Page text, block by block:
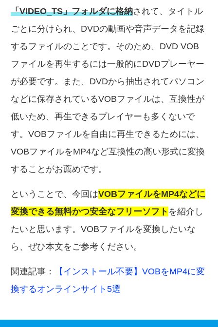
「VIDEO_TS」フォルダに格納されて、タイトル
ごとに分けられ、DVDの動画や音声データを記録
するファイルのことです。そのため、DVD VOB
ファイルを再生するには一般的にDVDプレーヤー
が必要です。また、DVDから抽出されてパソコン
などに保存されているVOBファイルは、互換性が
低いため、再生できるプレイヤーも多くないで
す。VOBファイルを自由に再生できるためには、
VOBファイルをMP4など互換性の高い形式に変換
することがお薦めです。
ということで、今回はVOBファイルをMP4などに
変換できる無料かつ安全なフリーソフト を紹介し
たいと思います。VOBファイルを変換したいな
ら、ぜひ本文をご参考ください。
関連記事：
【インストール不要】VOBをMP4に変
換するオンラインサイト5選